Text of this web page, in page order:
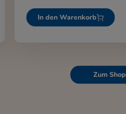
In den Warenkorb
Zum Shop